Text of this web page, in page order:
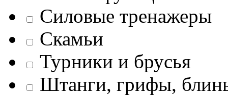
Силовые тренажеры
Скамьи
Турники и брусья
Штанги, грифы,